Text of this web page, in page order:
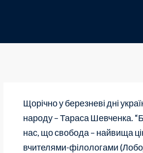
Щорічно у березневі дні
народу – Тараса Шевченка.
нас, що свобода – найвища
вчителями-філологами